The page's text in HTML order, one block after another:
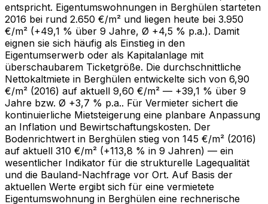
entspricht. Eigentumswohnungen in Berghülen starteten
2016 bei rund 2.650 €/m² und liegen heute bei 3.950
€/m² (+49,1 % über 9 Jahre, Ø +4,5 % p.a.). Damit
eignen sie sich häufig als Einstieg in den
Eigentumserwerb oder als Kapitalanlage mit
überschaubarem Ticketgröße. Die durchschnittliche
Nettokaltmiete in Berghülen entwickelte sich von 6,90
€/m² (2016) auf aktuell 9,60 €/m² — +39,1 % über 9
Jahre bzw. Ø +3,7 % p.a.. Für Vermieter sichert die
kontinuierliche Mietsteigerung eine planbare Anpassung
an Inflation und Bewirtschaftungskosten. Der
Bodenrichtwert in Berghülen stieg von 145 €/m² (2016)
auf aktuell 310 €/m² (+113,8 % in 9 Jahren) — ein
wesentlicher Indikator für die strukturelle Lagequalität
und die Bauland-Nachfrage vor Ort. Auf Basis der
aktuellen Werte ergibt sich für eine vermietete
Eigentumswohnung in Berghülen eine rechnerische